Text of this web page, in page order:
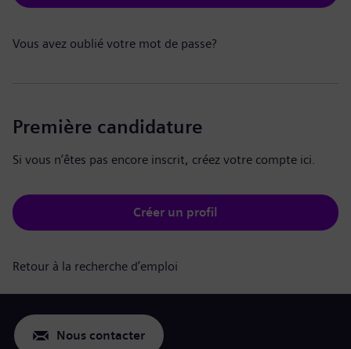
Vous avez oublié votre mot de passe?
Première candidature
Si vous n’êtes pas encore inscrit, créez votre compte ici.
Créer un profil
Retour à la recherche d’emploi
Nous contacter